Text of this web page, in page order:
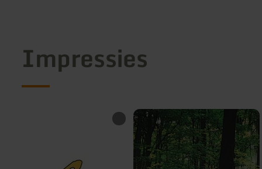
Impressies